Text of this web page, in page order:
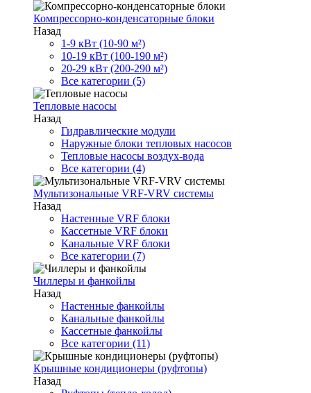
Компрессорно-конденсаторные блоки
Назад
1-9 кВт (10-90 м²)
10-19 кВт (100-190 м²)
20-29 кВт (200-290 м²)
Все категории (5)
Тепловые насосы
Назад
Гидравлические модули
Наружные блоки тепловых насосов
Тепловые насосы воздух-вода
Все категории (4)
Мультизональные VRF-VRV системы
Назад
Настенные VRF блоки
Кассетные VRF блоки
Канальные VRF блоки
Все категории (7)
Чиллеры и фанкойлы
Назад
Настенные фанкойлы
Канальные фанкойлы
Кассетные фанкойлы
Все категории (11)
Крышные кондиционеры (руфтопы)
Назад